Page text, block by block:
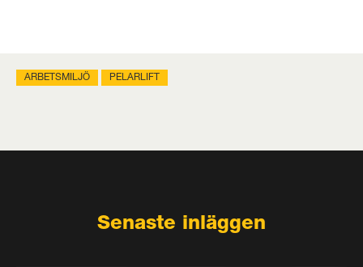
ARBETSMILJÖ PELARLIFT
Senaste inläggen